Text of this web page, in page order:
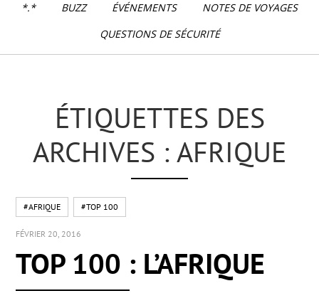
*.* BUZZ ÉVÉNEMENTS
NOTES DE VOYAGES
QUESTIONS DE SÉCURITÉ
ÉTIQUETTES DES
ARCHIVES : AFRIQUE
#AFRIQUE #TOP 100
FÉVRIER 20, 2016
TOP 100 : L’AFRIQUE